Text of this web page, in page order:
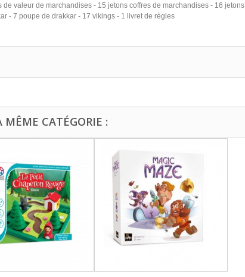
valeur de marchandises - 15 jetons coffres de marchandises - 16 jetons
- 7 poupe de drakkar - 17 vikings - 1 livret de règles
MÊME CATÉGORIE :